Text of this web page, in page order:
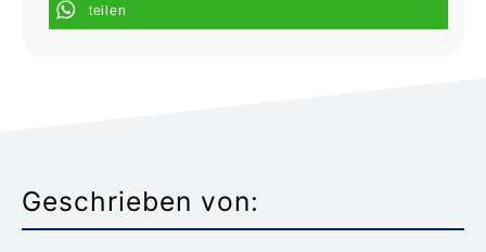
teilen
Geschrieben von: